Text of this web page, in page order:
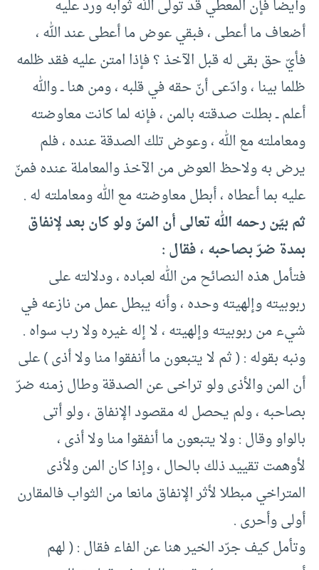
وأيضا فإن المعطي قد تولى الله ثوابه ورد عليه
أضعاف ما أعطى ، فبقي عوض ما أعطى عند الله ،
فأيّ حق بقى له قبل الآخذ ؟ فإذا امتن عليه فقد ظلمه
ظلما بينا ، وادّعى أنّ حقه في قلبه ، ومن هنا ــ والله
أعلم ــ بطلت صدقته بالمن ، فإنه لما كانت معاوضته
ومعاملته مع الله ، وعوض تلك الصدقة عنده ، فلم
يرض به ولاحظ العوض من الآخذ والمعاملة عنده فمنّ
عليه بما أعطاه ، أبطل معاوضته مع الله ومعاملته له .
ثم بيّن رحمه الله تعالى أن المنّ ولو كان بعد لإنفاق
بمدة ضرّ بصاحبه ، فقال :
فتأمل هذه النصائح من الله لعباده ، ودلالته على
ربوبيته وإلهيته وحده ، وأنه يبطل عمل من نازعه في
شيء من ربوبيته وإلهيته ، لا إله غيره ولا رب سواه .
ونبه بقوله : ( ثم لا يتبعون ما أنفقوا منا ولا أذى ) على
أن المن والأذى ولو تراخى عن الصدقة وطال زمنه ضرّ
بصاحبه ، ولم يحصل له مقصود الإنفاق ، ولو أتى
بالواو وقال : ولا يتبعون ما أنفقوا منا ولا أذى ،
لأوهمت تقييد ذلك بالحال ، وإذا كان المن ولأذى
المتراخي مبطلا لأثر الإنفاق مانعا من الثواب فالمقارن
أولى وأحرى .
وتأمل كيف جرّد الخير هنا عن الفاء فقال : ( لهم